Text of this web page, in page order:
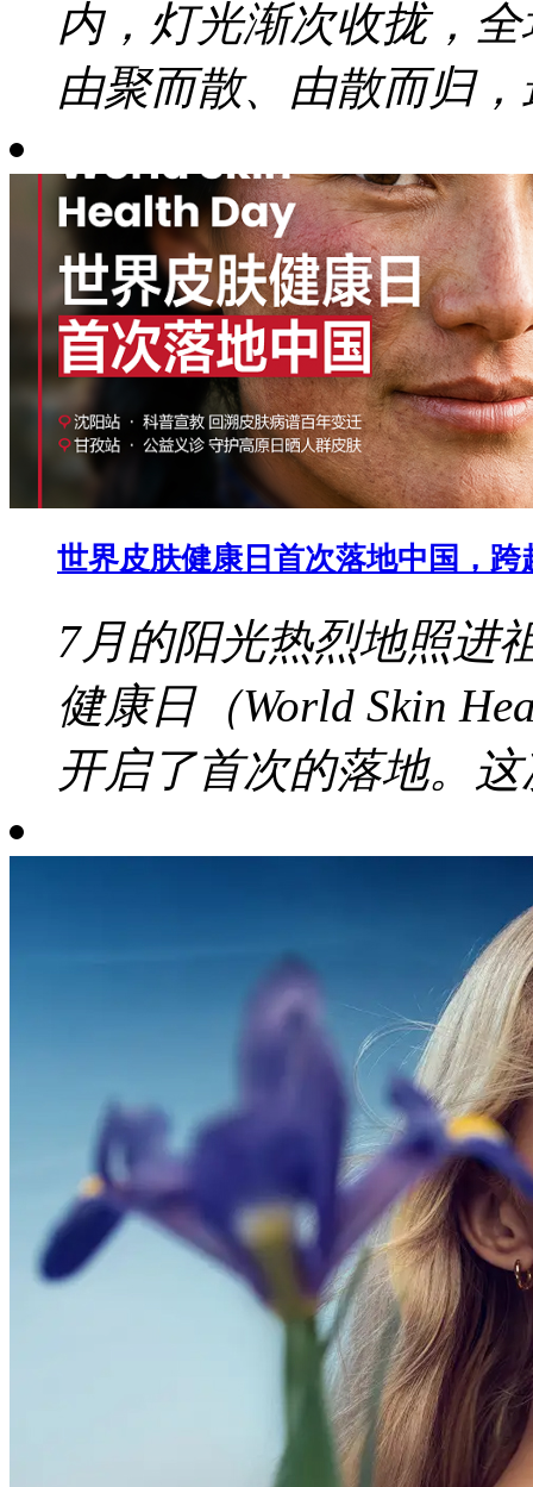
内，灯光渐次收拢，
由聚而散、由散而归
世界皮肤健康日首次落地中国，
7月的阳光热烈地照进
健康日（World Skin
开启了首次的落地。这